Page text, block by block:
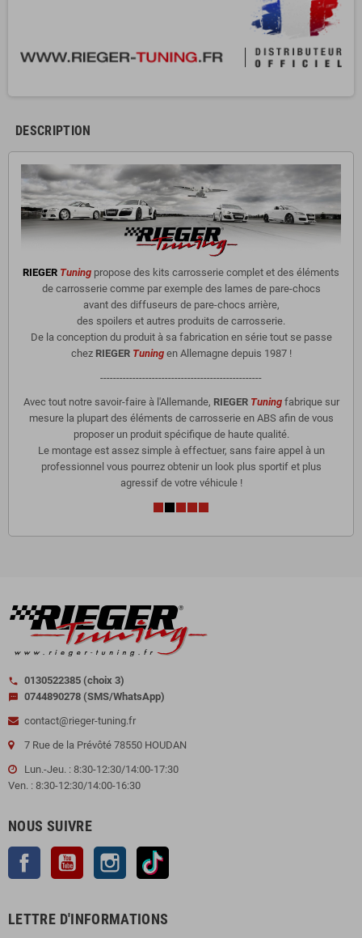
DESCRIPTION
RIEGER Tuning propose des kits carrosserie complet et des éléments
de carrosserie comme par exemple des lames de pare-chocs
avant des diffuseurs de pare-chocs arrière,
des spoilers et autres produits de carrosserie.
De la conception du produit à sa fabrication en série tout se passe
chez RIEGER Tuningen Allemagne depuis 1987 !
--------------------------------------------------
Avec tout notre savoir-faire à l'Allemande, RIEGER Tuning fabrique sur
mesure la plupart des éléments de carrosserie en ABS afin de vous
proposer un produit spécifique de haute qualité.
Le montage est assez simple à effectuer, sans faire appel à un
professionnel vous pourrez obtenir un look plus sportif et plus
agressif de votre véhicule !
call 0130522385 (choix 3)
sms
0744890278 (SMS/WhatsApp)
contact@rieger-tuning.fr
7 Rue de la Prévôté 78550 HOUDAN
Lun.-Jeu. : 8:30-12:30/14:00-17:30
Ven. : 8:30-12:30/14:00-16:30
NOUS SUIVRE
Facebook YouTube Instagram
LETTRE D'INFORMATIONS